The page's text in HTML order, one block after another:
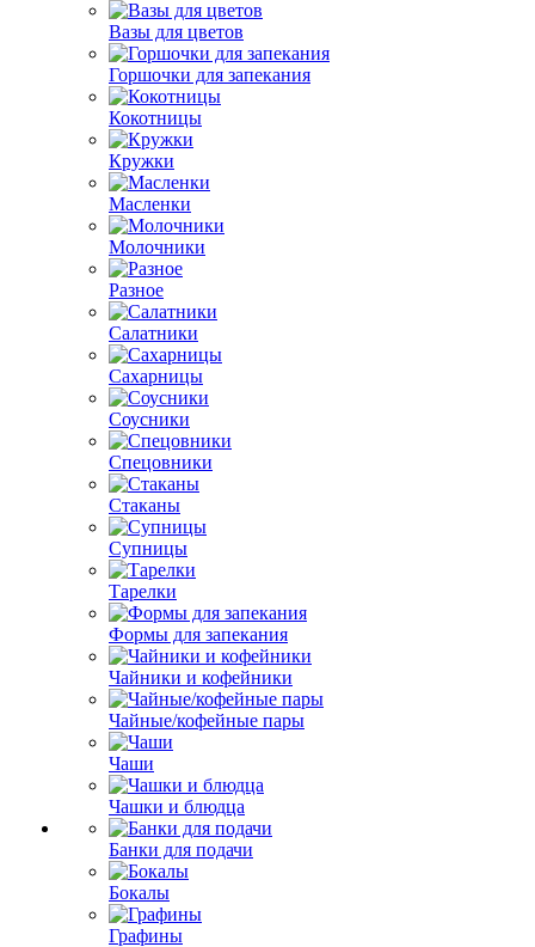
Вазы для цветов
Горшочки для запекания
Кокотницы
Кружки
Масленки
Молочники
Разное
Салатники
Сахарницы
Соусники
Спецовники
Стаканы
Супницы
Тарелки
Формы для запекания
Чайники и кофейники
Чайные/кофейные пары
Чаши
Чашки и блюдца
Банки для подачи
Бокалы
Графины